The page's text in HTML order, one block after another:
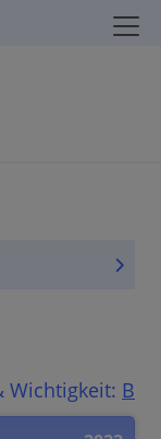
Wichtigkeit: B